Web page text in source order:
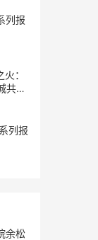
列报
：
共创
余松